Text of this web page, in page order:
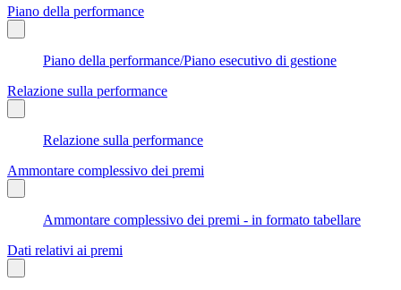
Piano della performance
Piano della performance/Piano esecutivo di gestione
Relazione sulla performance
Relazione sulla performance
Ammontare complessivo dei premi
Ammontare complessivo dei premi - in formato tabellare
Dati relativi ai premi